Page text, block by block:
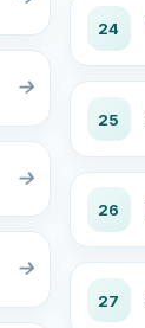
24
25
26
27